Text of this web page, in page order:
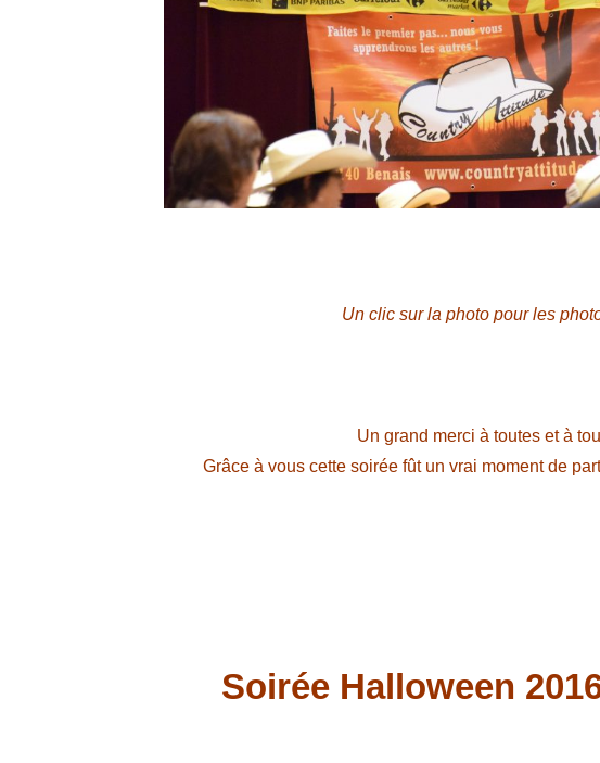
Un clic sur la photo pour les
Un grand merci à toutes et à
Grâce à vous cette soirée fût un vrai moment de
Soirée Halloween